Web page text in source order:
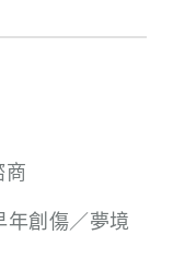
商
年創傷／夢境